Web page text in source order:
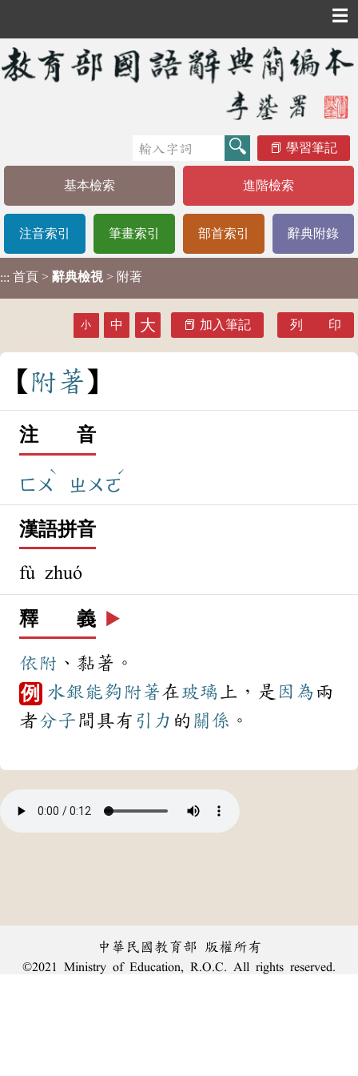
☰
學習筆記
基本檢索 進階檢索
注音索引 筆畫索引 部首索引 辭典附錄
::: 首頁 > 辭典檢視 > 附著
小 中 大 加入筆記 列 印
附著
注 音
ㄈㄨ
ˋ
ㄓㄨㄛ
ˊ
漢語拼音
fù zhuó
釋 義 ▶️
依附 、黏著。
例 水銀能夠 附著在玻璃 上，是 因為 兩
者分子 間具有 引力 的 關係 。
中華民國教育部 版權所有
©2021 Ministry of Education, R.O.C. All rights reserved.